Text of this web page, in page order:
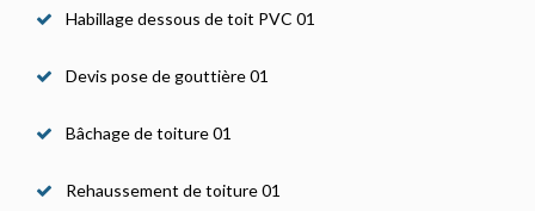
Habillage dessous de toit PVC 01
Devis pose de gouttière 01
Bâchage de toiture 01
Rehaussement de toiture 01